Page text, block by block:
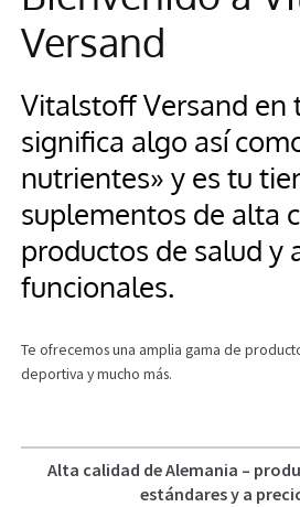
Información
Versand
Vitalstoff Versand en
significa algo así
nutrientes» y es tu
suplementos de alta
productos de salud y
funcionales.
Te ofrecemos una amplia gama de
deportiva y mucho más.
Alta calidad de Alemania –
estándares y a